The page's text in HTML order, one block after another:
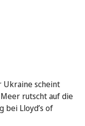
Ukraine scheint
rutscht auf die
bei Lloyd’s of